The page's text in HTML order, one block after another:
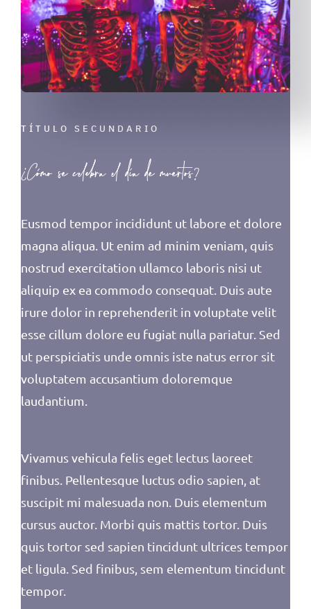
TÍTULO SECUNDARIO
¿Cómo se celebra el día de muertos?
Eusmod tempor incididunt ut labore et dolore
magna aliqua. Ut enim ad minim veniam, quis
nostrud exercitation ullamco laboris nisi ut
aliquip ex ea commodo consequat. Duis aute
irure dolor in reprehenderit in voluptate velit
esse cillum dolore eu fugiat nulla pariatur. Sed
ut perspiciatis unde omnis iste natus error sit
voluptatem accusantium doloremque
laudantium.
Vivamus vehicula felis eget lectus laoreet
finibus. Pellentesque luctus odio sapien, at
suscipit mi malesuada non. Duis elementum
cursus auctor. Morbi quis mattis tortor. Duis
quis tortor sed sapien tincidunt ultrices tempor
et ligula. Sed finibus, sem elementum tincidunt
tempor.